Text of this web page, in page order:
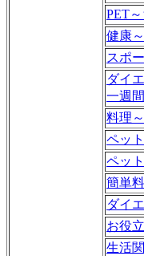
PET
健康
スポ
ダイ
一週間
料理
ペッ
ペッ
簡単
ダイ
お役
生活